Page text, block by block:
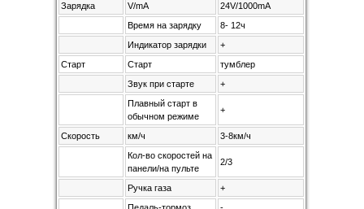
Зарядка
V/mA
24V/1000mA
Время на зарядку
8- 12ч
Индикатор зарядки
+
Старт
Старт
тумблер
Звук при старте
+
Плавный старт в
обычном режиме
+
Скорость км/ч
3-8км/ч
Кол-во скоростей на
панели/на пульте
2/3
Ручка газа
+